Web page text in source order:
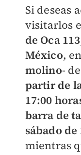
Si deseas
visitarlos
de Oca
México,
molino- de
partir de
17:00
barra de
sábado de
mientras